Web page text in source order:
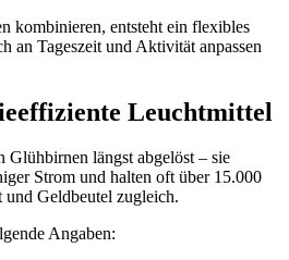
kombinieren, entsteht ein flexibles
an Tageszeit und Aktivität anpassen
Leuchtmittel
längst abgelöst – sie
Strom und halten oft über 15.000
Geldbeutel zugleich.
Angaben: